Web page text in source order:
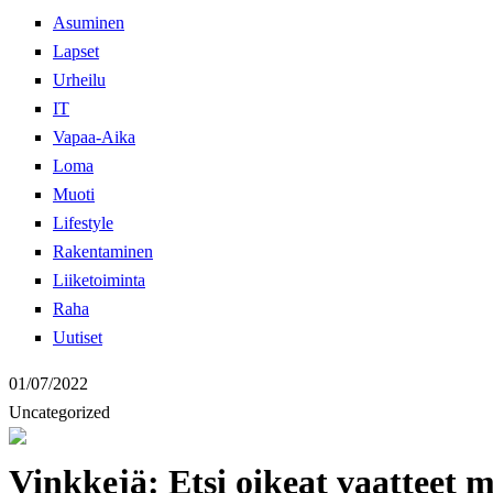
Asuminen
Lapset
Urheilu
IT
Vapaa-Aika
Loma
Muoti
Lifestyle
Rakentaminen
Liiketoiminta
Raha
Uutiset
01/07/2022
Uncategorized
Vinkkejä: Etsi oikeat vaatteet